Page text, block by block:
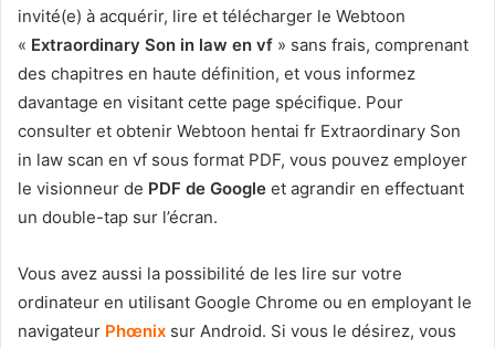
invité(e) à acquérir, lire et télécharger le Webtoon
« Extraordinary Son in law en vf » sans frais, comprenant
des chapitres en haute définition, et vous informez
davantage en visitant cette page spécifique. Pour
consulter et obtenir Webtoon hentai fr Extraordinary Son
in law scan en vf sous format PDF, vous pouvez employer
le visionneur de PDF de Google et agrandir en effectuant
un double-tap sur l’écran.
Vous avez aussi la possibilité de les lire sur votre
ordinateur en utilisant Google Chrome ou en employant le
navigateur Phœnix sur Android. Si vous le désirez, vous